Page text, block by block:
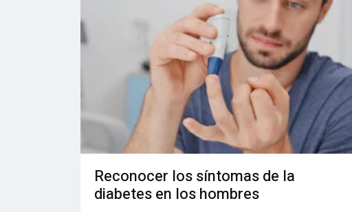
Reconocer los síntomas de la
diabetes en los hombres